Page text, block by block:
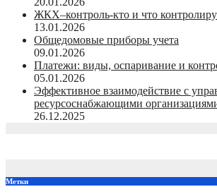
ЖКХ–контроль-кто и что
13.01.2026
Общедомовые приборы учета
09.01.2026
Платежи: виды, оспаривание и
05.01.2026
Эффективное взаимодействие с
ресурсоснабжающими
26.12.2025
Метки